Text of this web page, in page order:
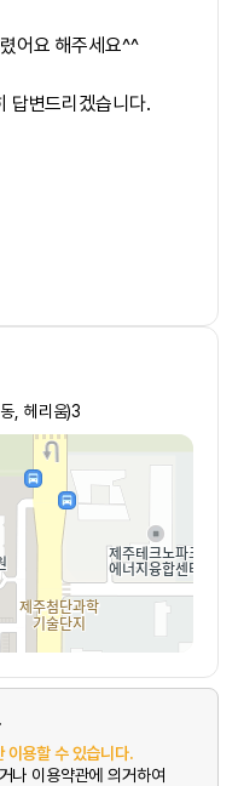
어요 해주세요^^
답변드리겠습니다.
, 헤리움)3
이용할 수 있습니다.
나 이용약관에 의거하여